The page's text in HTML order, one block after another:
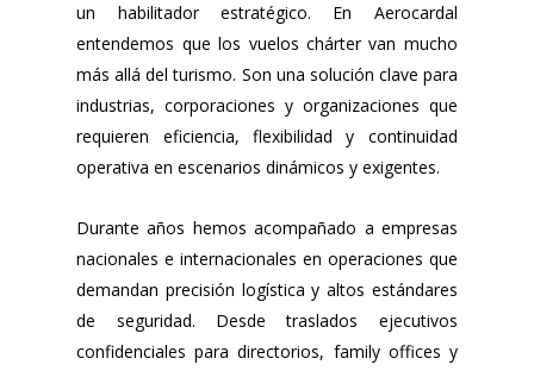
un habilitador estratégico. En Aerocardal
entendemos que los vuelos chárter van mucho
más allá del turismo. Son una solución clave para
industrias, corporaciones y organizaciones que
requieren eficiencia, flexibilidad y continuidad
operativa en escenarios dinámicos y exigentes.
Durante años hemos acompañado a empresas
nacionales e internacionales en operaciones que
demandan precisión logística y altos estándares
de seguridad. Desde traslados ejecutivos
confidenciales para directorios, family offices y